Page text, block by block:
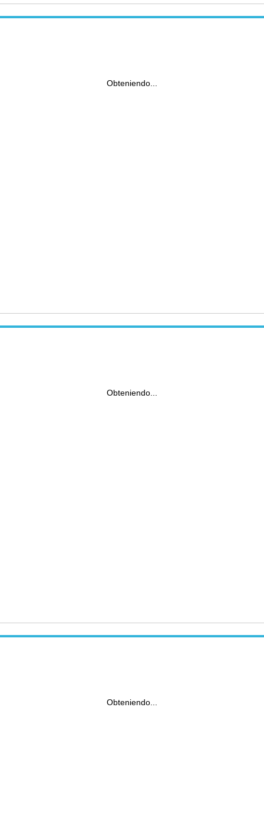
Obteniendo...
Obteniendo...
Obteniendo...